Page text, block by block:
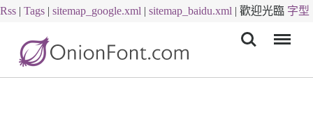
Rss | Tags | sitemap_google.xml | sitemap_baidu.xml | 歡迎光臨 字型